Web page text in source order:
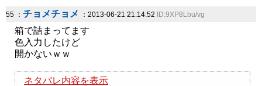
55 ： チョメチョメ ：2013-06-21 21:14:52 ID:9XP8Lbu/vg
箱で詰まってます
色入力したけど
開かないｗｗ
ネタバレ内容を表示